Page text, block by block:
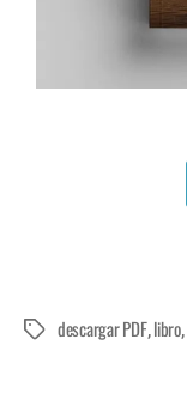
descargar PDF,libro,